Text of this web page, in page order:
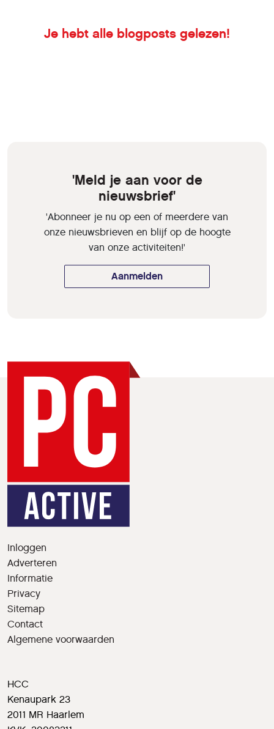
Je hebt alle blogposts gelezen!
'Meld je aan voor de
nieuwsbrief'
'Abonneer je nu op een of meerdere van
onze nieuwsbrieven en blijf op de hoogte
van onze activiteiten!'
Aanmelden
Inloggen
Adverteren
Informatie
Privacy
Sitemap
Contact
Algemene voorwaarden
HCC
Kenaupark 23
2011 MR Haarlem